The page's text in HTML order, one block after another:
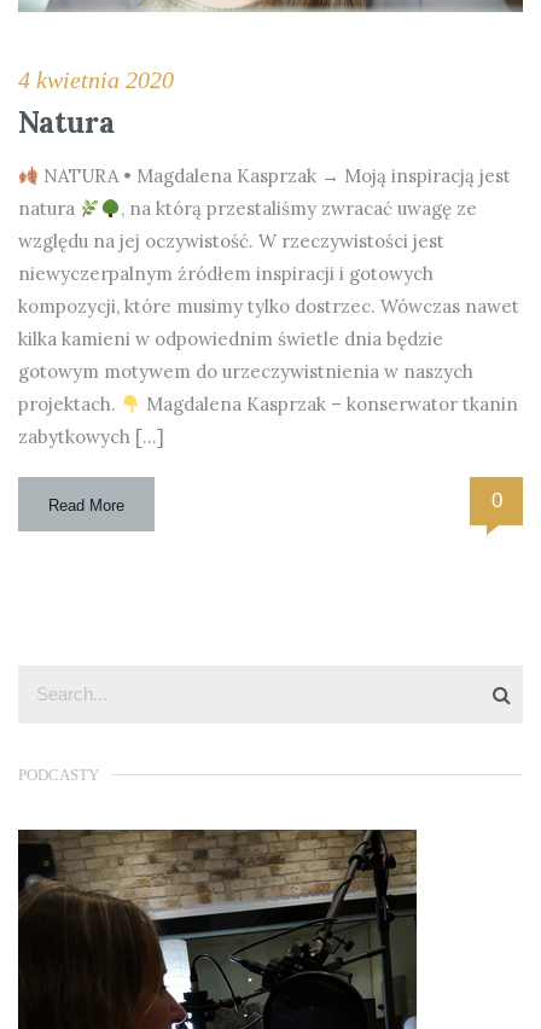
4 kwietnia 2020
Natura
NATURA • Magdalena Kasprzak → Moją inspiracją jest
natura
, na którą przestaliśmy zwracać uwagę ze
względu na jej oczywistość. W rzeczywistości jest
niewyczerpalnym źródłem inspiracji i gotowych
kompozycji, które musimy tylko dostrzec. Wówczas nawet
kilka kamieni w odpowiednim świetle dnia będzie
gotowym motywem do urzeczywistnienia w naszych
projektach.
Magdalena Kasprzak – konserwator tkanin
zabytkowych […]
Read More 0
PODCASTY